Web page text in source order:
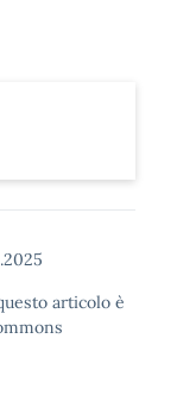
articolo è